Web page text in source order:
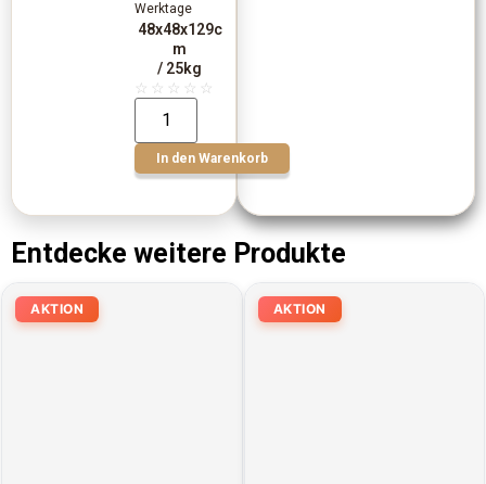
Werktage
48x48x129c
m
/ 25kg
☆ ☆ ☆ ☆ ☆
In den Warenkorb
Entdecke weitere Produkte
AKTION AKTION